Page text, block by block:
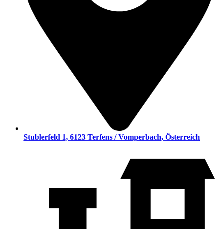
Stublerfeld 1, 6123 Terfens / Vomperbach, Österreich